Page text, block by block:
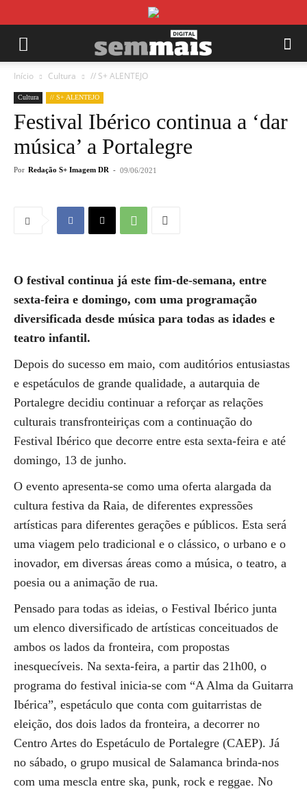
Início Cultura // S+ ALENTEJO
Cultura // S+ ALENTEJO
Festival Ibérico continua a ‘dar
música’ a Portalegre
Por Redação S+ Imagem DR - 09/06/2021
O festival continua já este fim-de-semana, entre
sexta-feira e domingo, com uma programação
diversificada desde música para todas as idades e
teatro infantil.
Depois do sucesso em maio, com auditórios entusiastas
e espetáculos de grande qualidade, a autarquia de
Portalegre decidiu continuar a reforçar as relações
culturais transfronteiriças com a continuação do
Festival Ibérico que decorre entre esta sexta-feira e até
domingo, 13 de junho.
O evento apresenta-se como uma oferta alargada da
cultura festiva da Raia, de diferentes expressões
artísticas para diferentes gerações e públicos. Esta será
uma viagem pelo tradicional e o clássico, o urbano e o
inovador, em diversas áreas como a música, o teatro, a
poesia ou a animação de rua.
Pensado para todas as ideias, o Festival Ibérico junta
um elenco diversificado de artísticas conceituados de
ambos os lados da fronteira, com propostas
inesquecíveis. Na sexta-feira, a partir das 21h00, o
programa do festival inicia-se com “A Alma da Guitarra
Ibérica”, espetáculo que conta com guitarristas de
eleição, dos dois lados da fronteira, a decorrer no
Centro Artes do Espetáculo de Portalegre (CAEP). Já
no sábado, o grupo musical de Salamanca brinda-nos
com uma mescla entre ska, punk, rock e reggae. No